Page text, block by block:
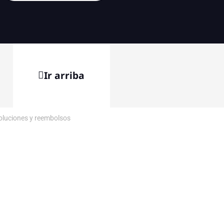
Ir arriba
y reembolsos